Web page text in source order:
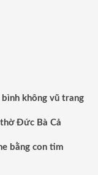
bình không vũ trang
Đức Bà Cả
bằng con tim